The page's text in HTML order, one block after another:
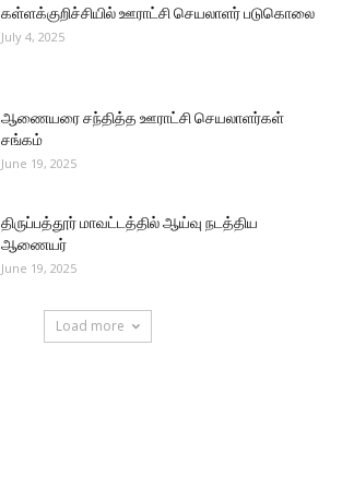
கள்ளக்குறிச்சியில் ஊராட்சி செயலாளர் படுகொலை
July 4, 2025
ஆணையரை சந்தித்த ஊராட்சி செயலாளர்கள்
சங்கம்
June 19, 2025
திருப்பத்தூர் மாவட்டத்தில் ஆய்வு நடத்திய
ஆணையர்
June 19, 2025
Load more